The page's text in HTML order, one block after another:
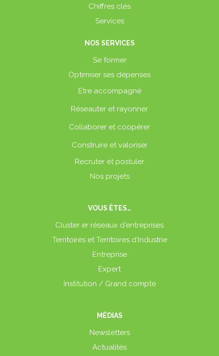
Chiffres clés
Services
NOS SERVICES
Se former
Optimiser ses dépenses
Etre accompagné
Réseauter et rayonner
Collaborer et coopérer
Construire et valoriser
Recruter et postuler
Nos projets
VOUS ÊTES…
Cluster er réseaux d'entreprises
Territoires et Territoires d'Industrie
Entreprise
Expert
Institution / Grand compte
MÉDIAS
Newsletters
Actualités